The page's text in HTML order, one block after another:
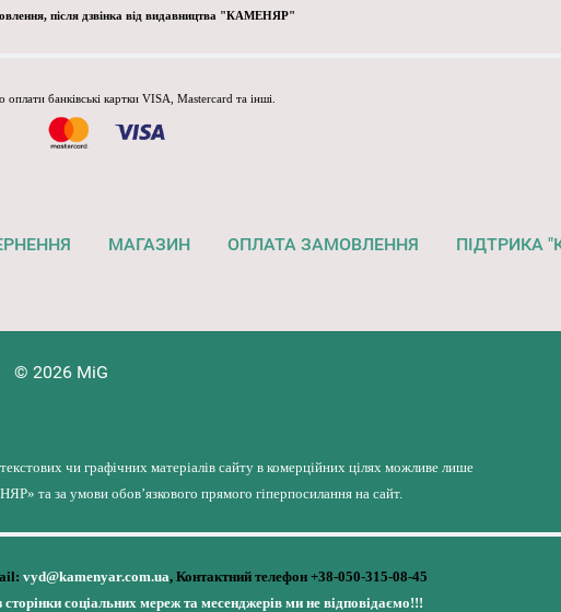
після дзвінка від видавництва "КАМЕНЯР"
банківські картки VISA, Mastercard та інші.
МАГАЗИН ОПЛАТА ЗАМОВЛЕННЯ ПІДТРИКА
© 2026 MiG
чи графічних матеріалів сайту в комерційних цілях можливе лише
та за умови обов’язкового прямого гіперпосилання на сайт.
vyd@kamenyar.com.ua, Контактний телефон +38-050-315-08-45
соціальних мереж та месенджерів ми не відповідаємо!!!